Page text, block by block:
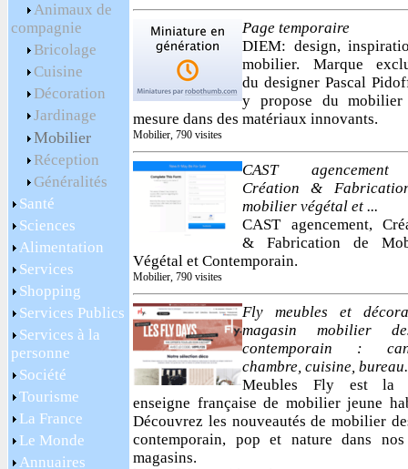
Animaux de
compagnie
Bricolage
Cuisine
Décoration
Jardinage
Mobilier
Réception
Généralités
Santé
Sciences
Alimentation
Services
Shopping
Services Publics
Services à la
personne
Société
Tourisme
La France
Le Monde
Annuaires
Page temporaire
DIEM: design,
mobilier. Marque
du designer Pascal
y propose du mobilier
mesure dans des matériaux innovants.
Mobilier, 790 visites
CAST
Création &
mobilier végétal et ...
CAST agencement,
& Fabrication de
Végétal et Contemporain.
Mobilier, 790 visites
Fly meubles et
magasin mobilier
contemporain :
chambre, cuisine, bureau.
Meubles Fly est la
enseigne française de mobilier jeune
Découvrez les nouveautés de mobilier
contemporain, pop et nature dans
magasins.